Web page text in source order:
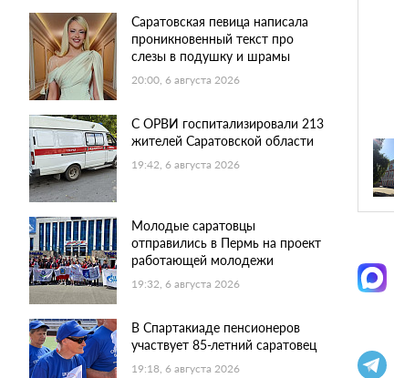
Саратовская певица написала
проникновенный текст про
слезы в подушку и шрамы
20:00, 6 августа 2026
С ОРВИ госпитализировали 213
жителей Саратовской области
19:42, 6 августа 2026
Молодые саратовцы
отправились в Пермь на проект
работающей молодежи
19:32, 6 августа 2026
В Спартакиаде пенсионеров
участвует 85-летний саратовец
19:18, 6 августа 2026